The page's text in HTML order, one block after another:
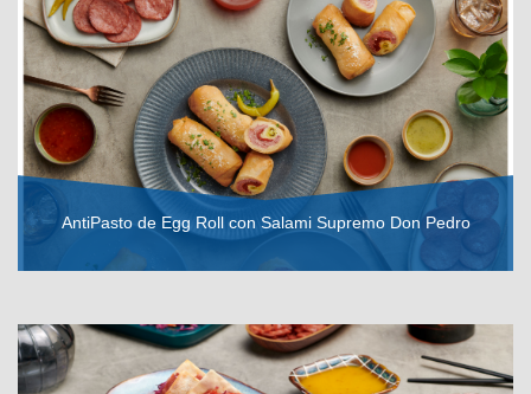
AntiPasto de Egg Roll con Salami Supremo Don Pedro